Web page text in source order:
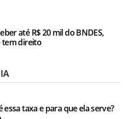
até R$ 20 mil do BNDES,
tem direito
essa taxa e para que ela serve?